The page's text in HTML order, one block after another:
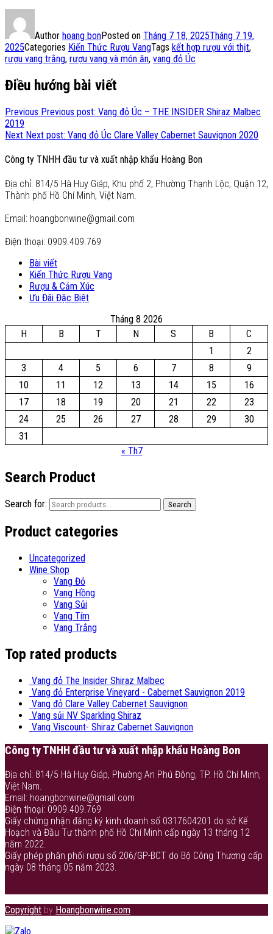
Author hoang bonPosted on Tháng 7 18, 2025Tháng 7 19,
2025Categories Kiến Thức Rượu VangTags kết hợp rượu với thịt,
rượu vang trắng, rượu vang và món ăn, vang đỏ Úc
Điều hướng bài viết
Previous Previous post: Vang đỏ Úc – THE INSIDER Shiraz Malbec
2019
Next Next post: Vang đỏ Úc Clare Valley Cabernet Sauvignon 2020
Công ty TNHH đầu tư và xuất nhập khẩu Hoàng Bon
Địa chỉ: 814/5 Hà Huy Giáp, Khu phố 2, Phường Thạnh Lộc, Quận 12,
Thành phố Hồ Chí Minh, Việt Nam.
Email: hoangbonwine@gmail.com
Điện thoại: 0909.409.769
Bài viết
Kiến Thức Rượu Vang
Rượu & Cảm Xúc
Ưu Đãi Đặc Biệt
Tháng 8 2026
H
B T N S B
C
1
2
3
4 5 6 7 8
9
10
11 12 13 14 15
16
17
18 19 20 21 22
23
24
25 26 27 28 29
30
31
« Th7
Search Product
Search for: Search
Product categories
Uncategorized
Wine Shop
Vang Đỏ
Vang Hồng
Vang Sủi
Vang Tím
Vang Trắng
Top rated products
Vang đỏ The Insider Shiraz Malbec
Vang đỏ Enterprise Vineyard - Cabernet Sauvignon 2019
Vang đỏ Clare Valley Cabernet Sauvignon
Vang sủi NV Sparkling Shiraz
Vang Viscount- Shiraz Cabernet Sauvignon
Công ty TNHH đầu tư và xuất nhập khẩu Hoàng Bon
Địa chỉ: 814/5 Hà Huy Giáp, Phường An Phú Đông, TP. Hồ Chí Minh,
Việt Nam.
Email: hoangbonwine@gmail.com
Điện thoại: 0909.409.769
Giấy chứng nhận đăng ký kinh doanh số 0317604201 do sở Kế
Hoạch và Đầu Tư thành phố Hồ Chí Minh cấp ngày 13 tháng 12
năm 2022.
Giấy phép phân phối rượu số 206/GP-BCT do Bộ Công Thương cấp
ngày 08 tháng 05 năm 2023.
Copyright by Hoangbonwine.com